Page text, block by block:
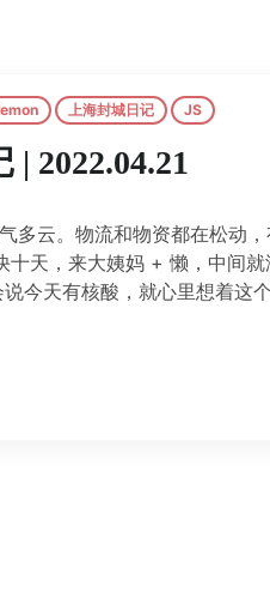
上海封城日记 JS
| 2022.04.21
多云。物流和物资都在松动
十天，来大姨妈 + 懒，中间
今天有核酸，就心里想着这